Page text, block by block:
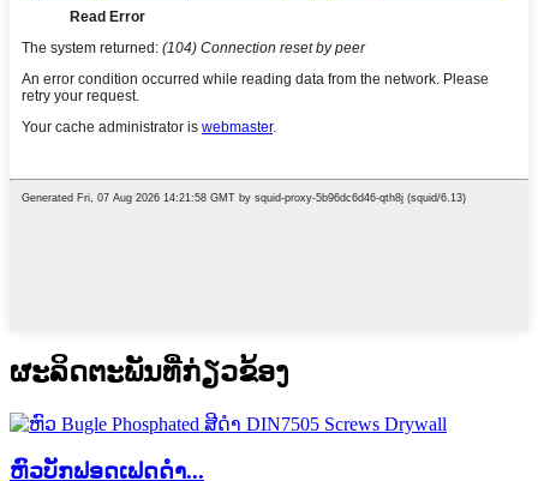
ຜະ​ລິດ​ຕະ​ພັນ​ທີ່​ກ່ຽວ​ຂ້ອງ
ຫົວບັກຟອດເຟດດຳ...